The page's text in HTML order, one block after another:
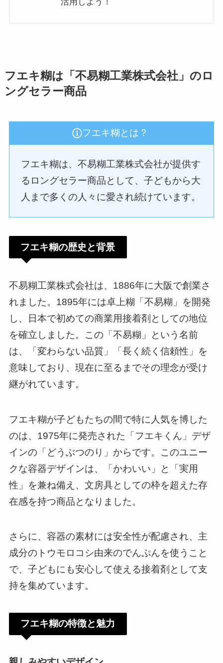
フエキ糊は「不易糊工業株式会社」のロ
ングセラー商品
フエキ糊とは？
フエキ糊は、不易糊工業株式会社が提供す
るロングセラー商品として、子どもから大
人まで多くの人々に愛され続けています。
フエキ糊の歴史と背景
不易糊工業株式会社は、1886年に大阪で創業さ
れました。1895年には卓上糊「不易糊」を開発
し、日本で初めての商業用接着剤としての地位
を確立しました。この「不易糊」という名前
は、「変わらない品質」「長く続く信頼性」を
意味しており、現在に至るまでその理念が受け
継がれています。
フエキ糊が子どもたちの間で特に人気を博した
のは、1975年に発売された「フエキくん」デザ
インの「どうぶつのり」からです。このユニー
クな容器デザインは、「かわいい」と「実用
性」を兼ね備え、文房具としての枠を超えた存
在感を持つ商品となりました。
さらに、容器の素材には安全性が配慮され、主
成分のトウモロコシ由来のでんぷんを使うこと
で、子どもにも安心して使える接着剤として支
持を集めています。
フエキ糊の特徴と魅力